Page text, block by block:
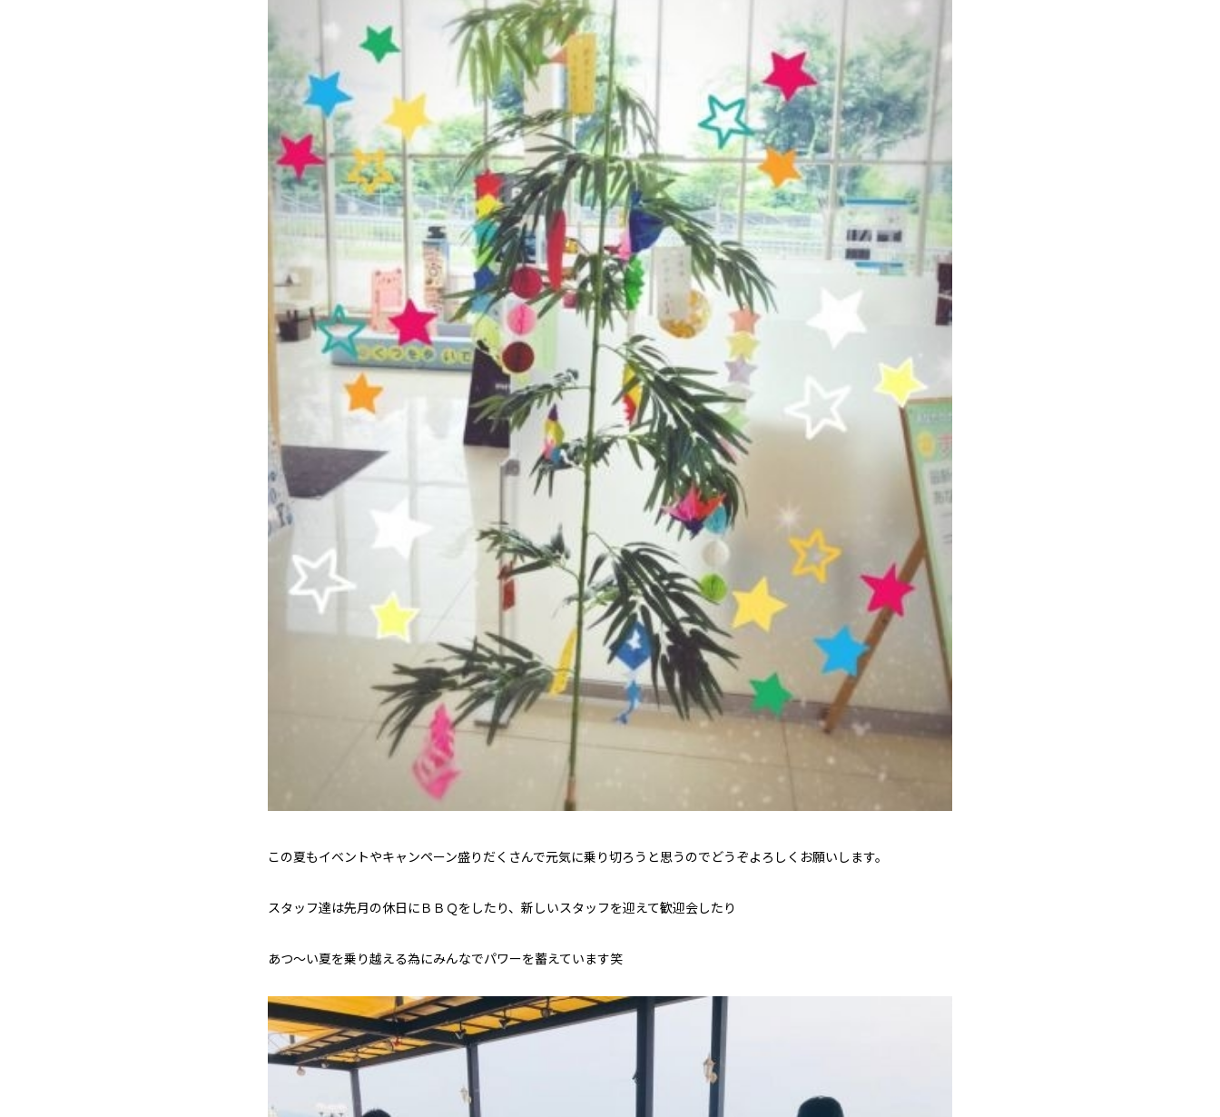
この夏もイベントやキャンペーン盛りだくさんで元気に乗り切ろうと思うのでどうぞよろしくお願いします。
スタッフ達は先月の休日にＢＢＱをしたり、新しいスタッフを迎えて歓迎会したり
あつ～い夏を乗り越える為にみんなでパワーを蓄えています笑